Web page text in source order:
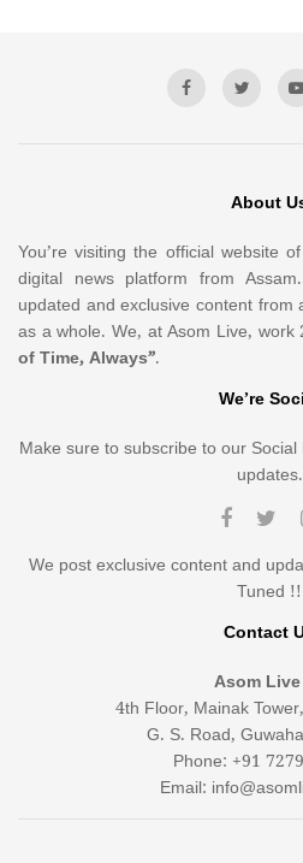
About
You’re visiting the official website
digital news platform from
updated and exclusive content from
as a whole. We, at Asom Live, work
of Time, Always”.
We’re
Make sure to subscribe to our
updates.
We post exclusive content and
Tuned !!
Contact
Asom
4th Floor, Mainak
G. S. Road,
Phone: +91
Email: